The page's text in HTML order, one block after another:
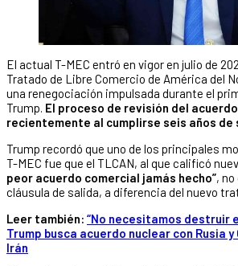
El actual T-MEC entró en vigor en julio de
Tratado de Libre Comercio de América del
una renegociación impulsada durante el
Trump. El proceso de revisión del
recientemente al cumplirse seis años de
Trump recordó que uno de los principales
T-MEC fue que el TLCAN, al que calificó
peor acuerdo comercial jamás hecho”,
cláusula de salida, a diferencia del nuevo
Leer también: “No necesitamos destruir
Trump busca acuerdo nuclear con Rusia
Irán